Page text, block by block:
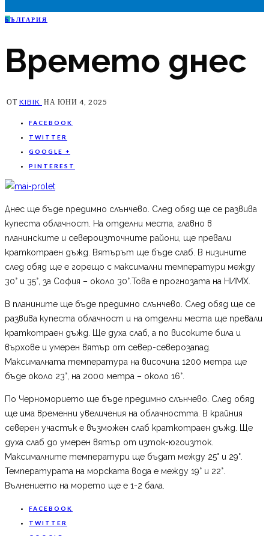
Б ЪЛГАРИЯ
Времето днес
ОТ KIBIK НА ЮНИ 4, 2025
FACEBOOK
TWITTER
GOOGLE +
PINTEREST
Днес ще бъде предимно слънчево. След обяд ще се развива
купеста облачност. На отделни места, главно в
планинските и североизточните райони, ще превали
краткотраен дъжд. Вятърът ще бъде слаб. В низините
след обяд ще е горещо с максимални температури между
30° и 35°, за София – около 30°.Това е прогнозата на НИМХ.
В планините ще бъде предимно слънчево. След обяд ще се
развива купеста облачност и на отделни места ще превали
краткотраен дъжд. Ще духа слаб, а по високите била и
върхове и умерен вятър от север-северозапад.
Максималната температура на височина 1200 метра ще
бъде около 23°, на 2000 метра – около 16°.
По Черноморието ще бъде предимно слънчево. След обяд
ще има временни увеличения на облачността. В крайния
северен участък е възможен слаб краткотраен дъжд. Ще
духа слаб до умерен вятър от изток-югоизток.
Максималните температури ще бъдат между 25° и 29°.
Температурата на морската вода е между 19° и 22°.
Вълнението на морето ще е 1-2 бала.
FACEBOOK
TWITTER